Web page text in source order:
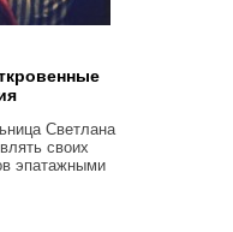
Светлана
своих
эпатажными